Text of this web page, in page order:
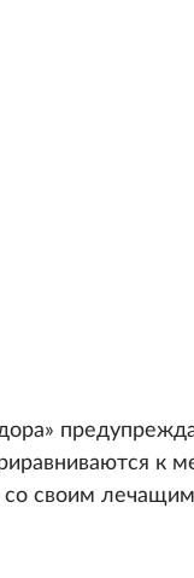
к
со своим лечащим